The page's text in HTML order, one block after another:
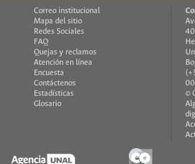
Correo institucional
Mapa del sitio
Redes Sociales
FAQ
Quejas y reclamos
Atención en línea
Encuesta
Contáctenos
Estadísticas
Glosario
©